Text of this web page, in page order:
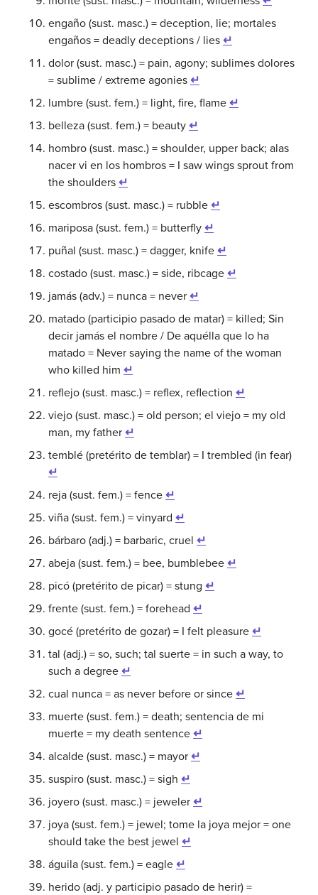
engaño (sust. masc.) = deception, lie; mortales
engaños = deadly deceptions / lies ↵
dolor (sust. masc.) = pain, agony; sublimes dolores
= sublime / extreme agonies ↵
lumbre (sust. fem.) = light, fire, flame ↵
belleza (sust. fem.) = beauty ↵
hombro (sust. masc.) = shoulder, upper back; alas
nacer vi en los hombros = I saw wings sprout from
the shoulders ↵
escombros (sust. masc.) = rubble ↵
mariposa (sust. fem.) = butterfly ↵
puñal (sust. masc.) = dagger, knife ↵
costado (sust. masc.) = side, ribcage ↵
jamás (adv.) = nunca = never ↵
matado (participio pasado de matar) = killed; Sin
decir jamás el nombre / De aquélla que lo ha
matado = Never saying the name of the woman
who killed him ↵
reflejo (sust. masc.) = reflex, reflection ↵
viejo (sust. masc.) = old person; el viejo = my old
man, my father ↵
temblé (pretérito de temblar) = I trembled (in fear)
↵
reja (sust. fem.) = fence ↵
viña (sust. fem.) = vinyard ↵
bárbaro (adj.) = barbaric, cruel ↵
abeja (sust. fem.) = bee, bumblebee ↵
picó (pretérito de picar) = stung ↵
frente (sust. fem.) = forehead ↵
gocé (pretérito de gozar) = I felt pleasure ↵
tal (adj.) = so, such; tal suerte = in such a way, to
such a degree ↵
cual nunca = as never before or since ↵
muerte (sust. fem.) = death; sentencia de mi
muerte = my death sentence ↵
alcalde (sust. masc.) = mayor ↵
suspiro (sust. masc.) = sigh ↵
joyero (sust. masc.) = jeweler ↵
joya (sust. fem.) = jewel; tome la joya mejor = one
should take the best jewel ↵
águila (sust. fem.) = eagle ↵
herido (adj. y participio pasado de herir) =